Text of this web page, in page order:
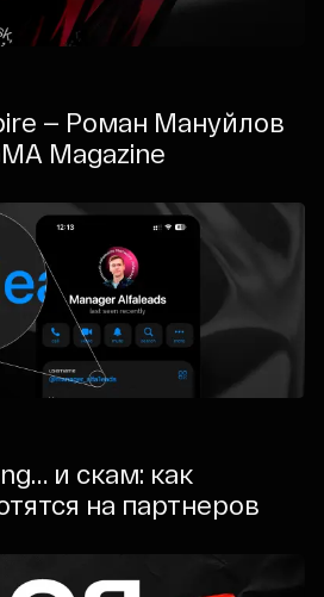
— Роман Мануйлов
Magazine
и скам: как
на партнеров